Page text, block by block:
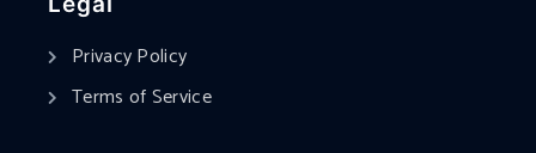
Privacy Policy
Terms of Service